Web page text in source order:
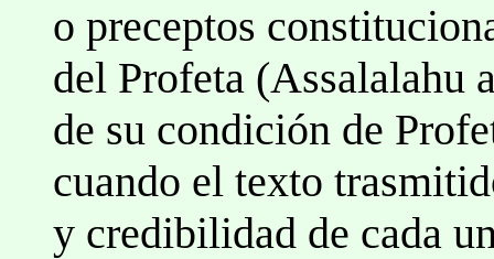
o preceptos
del Profeta (Assalalahu
de su condición de
cuando el texto
y credibilidad de cada